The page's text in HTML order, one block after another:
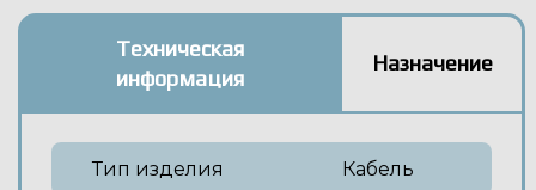
Техническая
информация
Назначение
Тип изделия Кабель